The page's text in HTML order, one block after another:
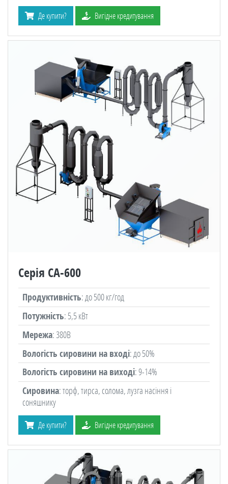
Де купити? Вигідне кредитування
Серія СА-600
Продуктивність: до 500 кг/год
Потужність: 5,5 кВт
Мережа: 380В
Вологість сировини на вході: до 50%
Вологість сировини на виході: 9-14%
Сировина: торф, тирса, солома, лузга насіння і
соняшнику
Де купити? Вигідне кредитування